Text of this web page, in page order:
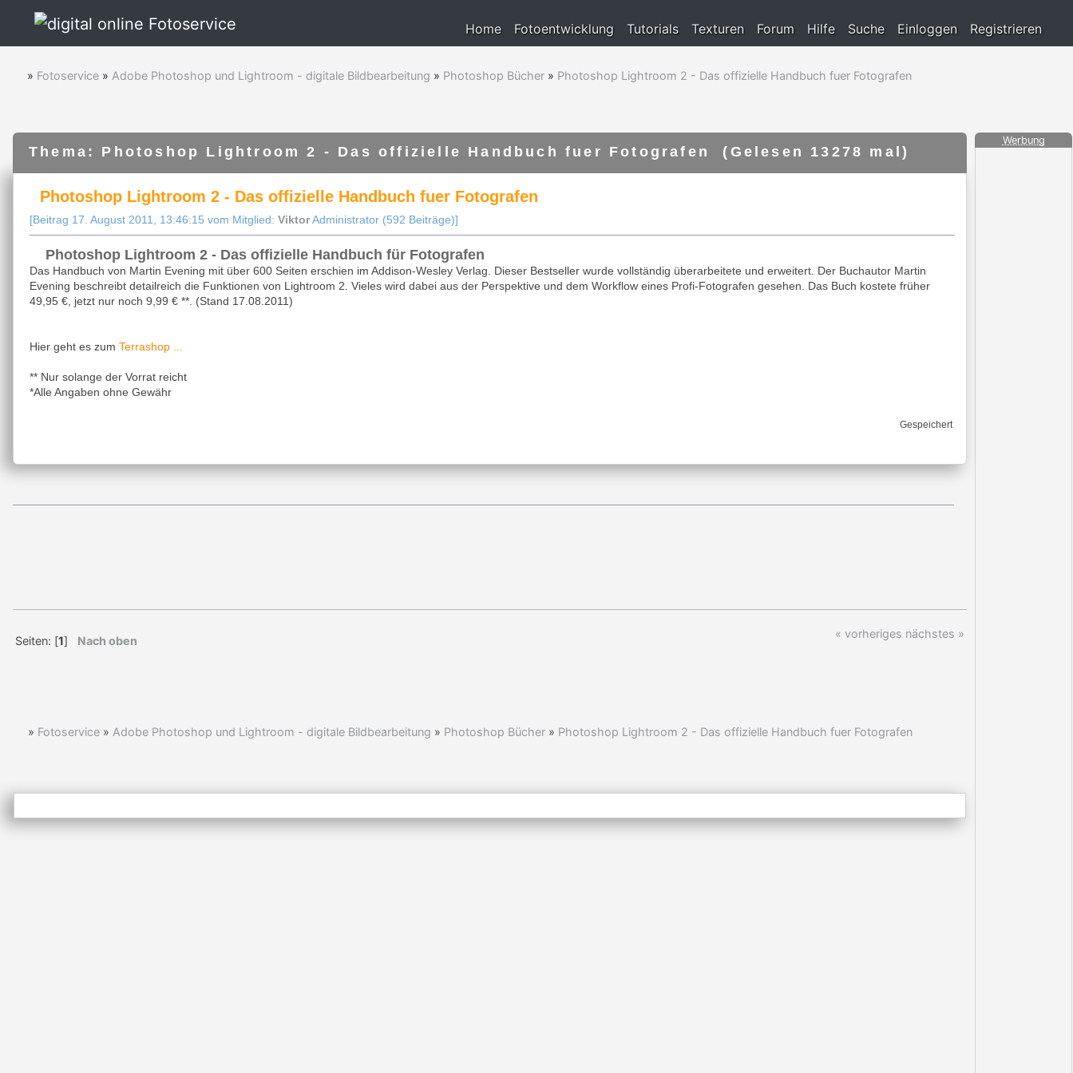
Home Fotoentwicklung Tutorials Texturen Forum Hilfe Suche Einloggen Registrieren
» Fotoservice » Adobe Photoshop und Lightroom - digitale Bildbearbeitung » Photoshop Bücher » Photoshop Lightroom 2 - Das offizielle Handbuch fuer Fotografen
Thema: Photoshop Lightroom 2 - Das offizielle Handbuch fuer Fotografen (Gelesen 13278 mal)
Photoshop Lightroom 2 - Das offizielle Handbuch fuer Fotografen
[Beitrag 17. August 2011, 13:46:15 vom Mitglied: Viktor Administrator (592 Beiträge)]
Photoshop Lightroom 2 - Das offizielle Handbuch für Fotografen
Das Handbuch von Martin Evening mit über 600 Seiten erschien im Addison-Wesley Verlag. Dieser Bestseller wurde vollständig überarbeitete und erweitert. Der Buchautor Martin
Evening beschreibt detailreich die Funktionen von Lightroom 2. Vieles wird dabei aus der Perspektive und dem Workflow eines Profi-Fotografen gesehen. Das Buch kostete früher
49,95 €, jetzt nur noch 9,99 € **. (Stand 17.08.2011)
Hier geht es zum Terrashop ...
** Nur solange der Vorrat reicht
*Alle Angaben ohne Gewähr
Gespeichert
Seiten: [1] Nach oben
« vorheriges nächstes »
» Fotoservice » Adobe Photoshop und Lightroom - digitale Bildbearbeitung » Photoshop Bücher » Photoshop Lightroom 2 - Das offizielle Handbuch fuer Fotografen
Werbung